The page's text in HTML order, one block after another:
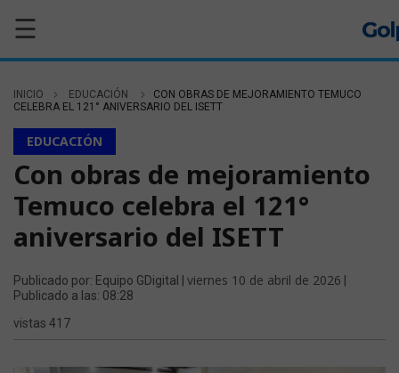
☰
INICIO EDUCACIÓN
CON OBRAS DE MEJORAMIENTO TEMUCO
CELEBRA EL 121° ANIVERSARIO DEL ISETT
EDUCACIÓN
Con obras de mejoramiento
Temuco celebra el 121°
aniversario del ISETT
Publicado por: Equipo GDigital | viernes 10 de abril de 2026
Publicado a las: 08:28
vistas 417